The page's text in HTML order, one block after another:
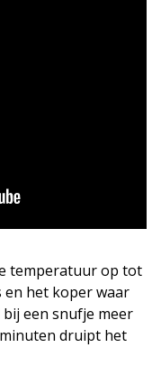
temperatuur op tot
en het koper waar
een snufje meer
druipt het